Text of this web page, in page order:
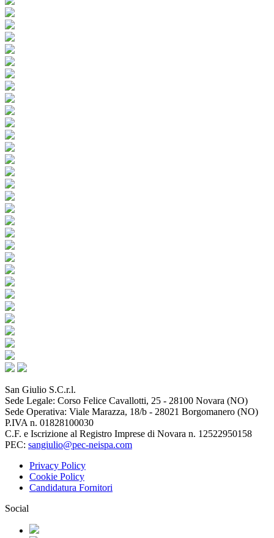
San Giulio S.C.r.l.
Sede Legale: Corso Felice Cavallotti, 25 - 28100 Novara (NO)
Sede Operativa: Viale Marazza, 18/b - 28021 Borgomanero (NO)
P.IVA n. 01828100030
C.F. e Iscrizione al Registro Imprese di Novara n. 12522950158
PEC: sangiulio@pec-neispa.com
Privacy Policy
Cookie Policy
Candidatura Fornitori
Social